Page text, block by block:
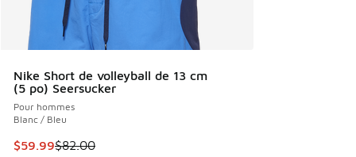
Nike Short de volleyball de 13 cm
(5 po) Seersucker
Pour hommes
Blanc / Bleu
Cet article est en solde. Le prix est passé de $82.00 à
$59.99$82.00